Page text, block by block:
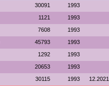
30091 1993
1121 1993
7608 1993
45793 1993
1292 1993
20653 1993
30115 1993 12.2021